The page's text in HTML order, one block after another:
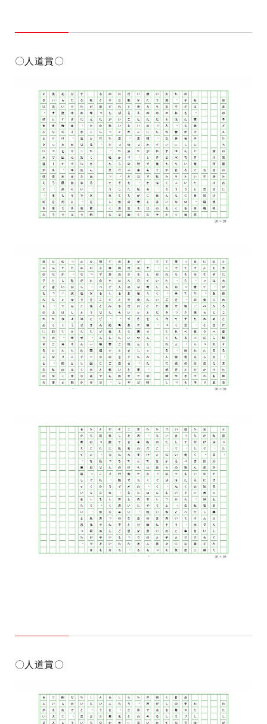
〇人道賞〇
〇人道賞〇